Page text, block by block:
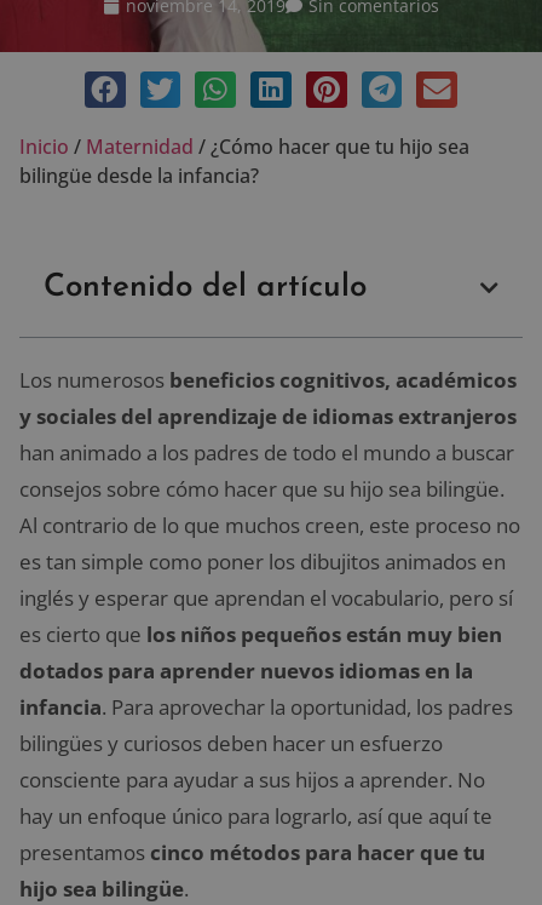
noviembre 14, 2019 Sin comentarios
Inicio / Maternidad /¿Cómo hacer que tu hijo sea
bilingüe desde la infancia?
Contenido del artículo
Los numerosos beneficios cognitivos, académicos
y sociales del aprendizaje de idiomas extranjeros
han animado a los padres de todo el mundo a buscar
consejos sobre cómo hacer que su hijo sea bilingüe.
Al contrario de lo que muchos creen, este proceso no
es tan simple como poner los dibujitos animados en
inglés y esperar que aprendan el vocabulario, pero sí
es cierto que los niños pequeños están muy bien
dotados para aprender nuevos idiomas en la
infancia. Para aprovechar la oportunidad, los padres
bilingües y curiosos deben hacer un esfuerzo
consciente para ayudar a sus hijos a aprender. No
hay un enfoque único para lograrlo, así que aquí te
presentamos cinco métodos para hacer que tu
hijo sea bilingüe.